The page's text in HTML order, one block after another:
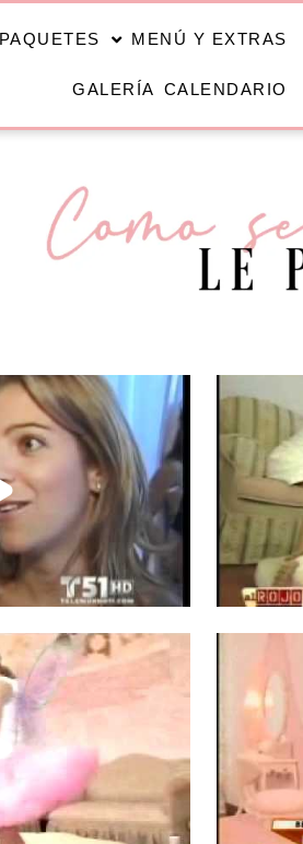
PAQUETES MENÚ Y EXTRAS
GALERÍA CALENDARIO